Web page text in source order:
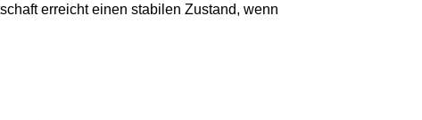
erreicht einen stabilen Zustand, wenn